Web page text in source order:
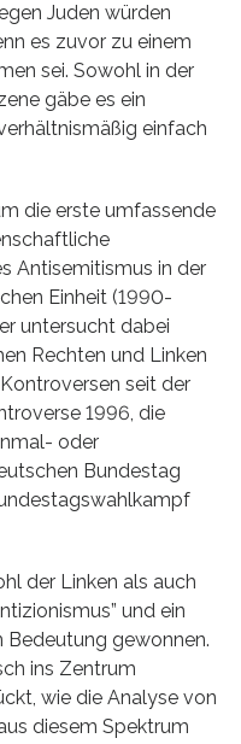
Juden würden
es zuvor zu einem
sei. Sowohl in der
gäbe es ein
einfach
die erste umfassende
Antisemitismus in der
Einheit (1990-
untersucht dabei
Rechten und Linken
seit der
1996, die
oder
Bundestag
der Linken als auch
und ein
gewonnen.
ins Zentrum
wie die Analyse von
diesem Spektrum